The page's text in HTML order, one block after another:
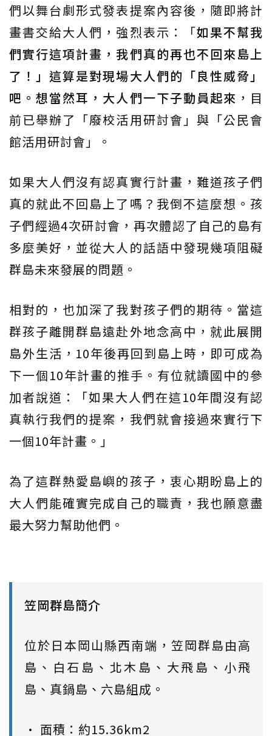
們以舞台劇形式發表提案內容後，隨即將計
畫書交給大人們，強烈表示：「如果不幫我
們實行這項計畫，我們真的再也不回來島上
了！」這算是對現場大人們的「良性威脅」
吧。想當然耳，大人們一下子動員起來 ，目
前已舉辦了「廢校活用研討會」與「公民會
館活用研討會」。
如果大人們沒有認真實行計畫，難道孩子們
真的就此不回島上了嗎？我倒不這麼想。孩
子們經過4次研討會，再次體認了自己的島有
多麼美好，並從大人的話語中發現幾項阻礙
群島未來發展的問題。
相對的，也加深了我對孩子們的期待。當這
群孩子離開群島遠赴外地念高中，就此展開
島外生活，10年後再回到島上時，即可成為
下一個10年計畫的推手。有位就讀國中的參
加者說道：「如果大人們在這10年間沒有認
真執行我們的提案，我們就會接過來實行下
一個10年計畫。」
為了這群熱愛島嶼的孩子，衷心期盼島上的
大人們能確實完成自己的職責，我也願意盡
最大努力幫助他們。
笠岡群島簡介
位於日本岡山縣西南端，笠岡群島由高
島、白石島、北木島、大飛島、小飛
島、真鍋島、六島組成。
• 面積：約15.36km2